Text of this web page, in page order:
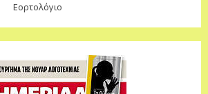
Εορτολόγιο